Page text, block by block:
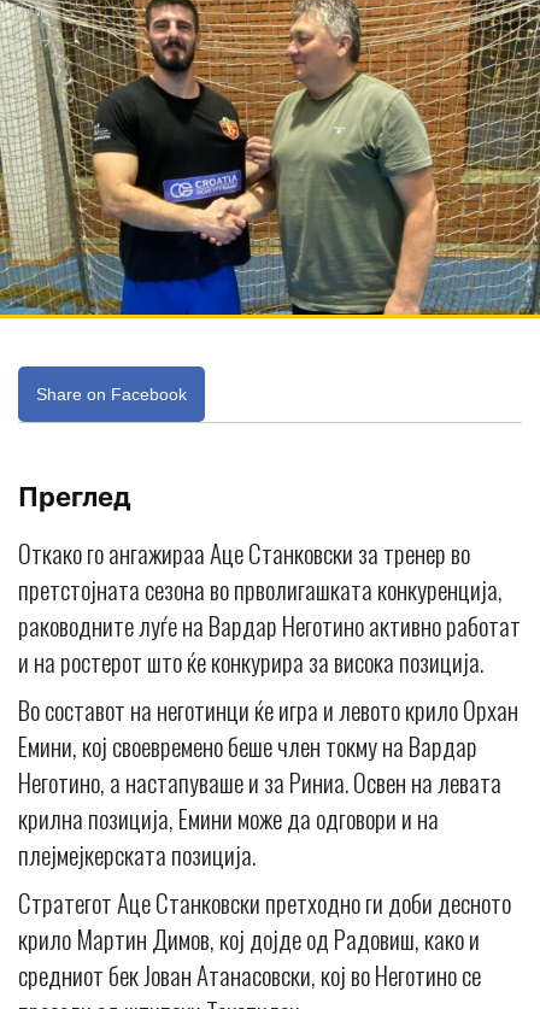
Share on Facebook
Преглед
Откако го ангажираа Аце Станковски за тренер во
претстојната сезона во прволигашката конкуренција,
раководните луѓе на Вардар Неготино активно работат
и на ростерот што ќе конкурира за висока позиција.
Во составот на неготинци ќе игра и левото крило Орхан
Емини, кој своевремено беше член токму на Вардар
Неготино, а настапуваше и за Риниа. Освен на левата
крилна позиција, Емини може да одговори и на
плејмејкерската позиција.
Стратегот Аце Станковски претходно ги доби десното
крило Мартин Димов, кој дојде од Радовиш, како и
средниот бек Јован Атанасовски, кој во Неготино се